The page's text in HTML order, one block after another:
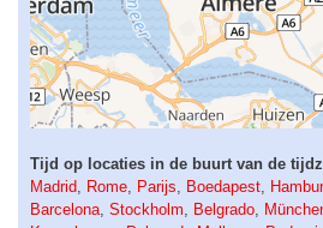
Tijd op locaties in de buurt van de
Madrid
Rome Parijs Boedapest
Barcelona Stockholm Belgrado